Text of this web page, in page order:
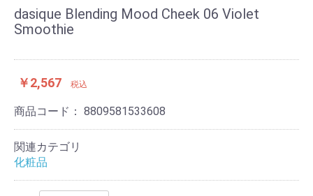
dasique Blending Mood Cheek 06 Violet
Smoothie
￥2,567 税込
商品コード： 8809581533608
関連カテゴリ
化粧品